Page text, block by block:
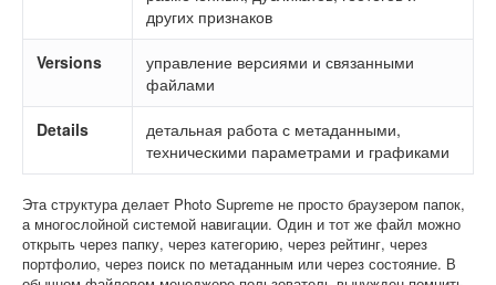
других признаков
Versions
управление версиями и связанными
файлами
Details
детальная работа с метаданными,
техническими параметрами и графиками
Эта структура делает Photo Supreme не просто браузером папок,
а многослойной системой навигации. Один и тот же файл можно
открыть через папку, через категорию, через рейтинг, через
портфолио, через поиск по метаданным или через состояние. В